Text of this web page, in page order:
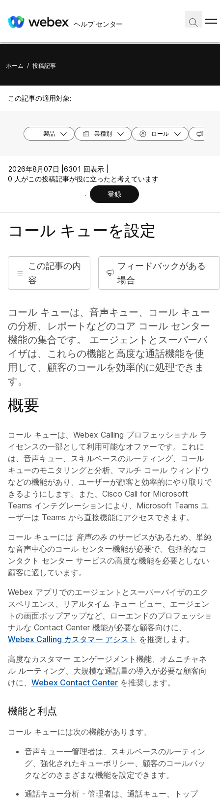
ヘルプ センター
ホーム / 投稿記事
この記事の適用対象:
製品 業種別 ロール
2026年8月07日 | 6301 回表示 |
0 人がこの投稿記事が役に立ったと考えています
登録
コール キューを設定
この記事の内
容
フィードバックがある
場合
コール キューは、音声キュー、コール キュー
の分析、レポートなどのコア コール センター
機能の集合です。 エージェントとスーパーバ
イザは、これらの機能と高度な通話機能を使
用して、顧客のコールを効率的に処理できま
す。
概要
コール キューは、Webex Calling プロフェッショナル ラ
イセンスの一部として利用可能なオファーです。これに
は、音声キュー、スキルベースのルーティング、コール
キューのモニタリングと分析、マルチ コール ウィンドウ
などの機能があり、ユーザーが顧客と効率的にやり取りで
きるようにします。また、Cisco Call for Microsoft
Teams インテグレーションにより、Microsoft Teams ユ
ーザーは Teams から直接機能にアクセスできます。
コール キューには 音声のみ のサービスがあるため、単純
な音声中心のコール センター機能が必要で、包括的なコ
ンタクト センター サービスの高度な機能を必要としない
顧客に適しています。
Webex アプリでのエージェントとスーパーバイザのエク
スペリエンス、リアルタイム キュー ビュー、エージェン
トの画面ポップアップなど、ローエンドのプロフェッショ
ナルな Contact Center 機能が必要な顧客向けに、
Webex Calling カスタマー アシスト を推奨します。
高度なカスタマー エンゲージメント機能、オムニチャネ
ル ルーティング、大規模な通話量の導入が必要な顧客向
けに、 Webex Contact Center を推奨します。
機能と利点
コール キューには次の機能があります。
音声キュー—管理者は、スキルベースのルーティン
グ、強化されたキューポリシー、顧客のコールバッ
クなどのさまざまな機能を設定できます。
通話キュー分析 - 管理者は、通話キュー、トップ